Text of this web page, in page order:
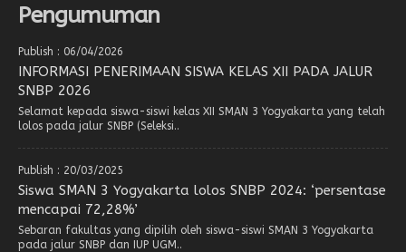
Pengumuman
Publish : 06/04/2026
INFORMASI PENERIMAAN SISWA KELAS XII PADA JALUR
SNBP 2026
Selamat kepada siswa-siswi kelas XII SMAN 3 Yogyakarta yang telah
lolos pada jalur SNBP (Seleksi..
Publish : 20/03/2025
Siswa SMAN 3 Yogyakarta lolos SNBP 2024: ‘persentase
mencapai 72,28%’
Sebaran fakultas yang dipilih oleh siswa-siswi SMAN 3 Yogyakarta
pada jalur SNBP dan IUP UGM..